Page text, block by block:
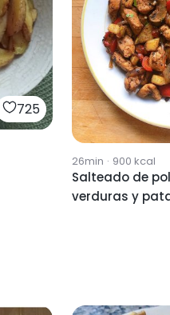
725
26min · 900 kcal
Salteado de
verduras y